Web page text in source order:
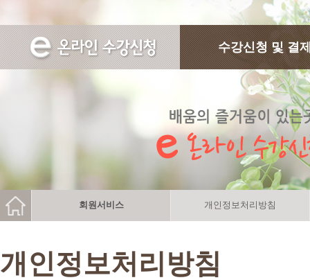
수강신청 및 결
회원서비스 개인정보처리방침
개인정보처리방침